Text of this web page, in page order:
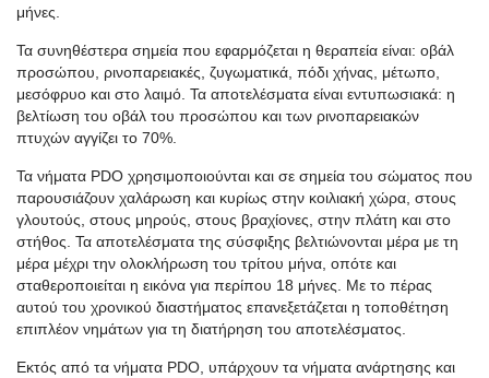
μήνες.
Τα συνηθέστερα σημεία που εφαρμόζεται η θεραπεία είναι: οβάλ
προσώπου, ρινοπαρειακές, ζυγωματικά, πόδι χήνας, μέτωπο,
μεσόφρυο και στο λαιμό. Τα αποτελέσματα είναι εντυπωσιακά: η
βελτίωση του οβάλ του προσώπου και των ρινοπαρειακών
πτυχών αγγίζει το 70%.
Τα νήματα PDO χρησιμοποιούνται και σε σημεία του σώματος που
παρουσιάζουν χαλάρωση και κυρίως στην κοιλιακή χώρα, στους
γλουτούς, στους μηρούς, στους βραχίονες, στην πλάτη και στο
στήθος. Τα αποτελέσματα της σύσφιξης βελτιώνονται μέρα με τη
μέρα μέχρι την ολοκλήρωση του τρίτου μήνα, οπότε και
σταθεροποιείται η εικόνα για περίπου 18 μήνες. Με το πέρας
αυτού του χρονικού διαστήματος επανεξετάζεται η τοποθέτηση
επιπλέον νημάτων για τη διατήρηση του αποτελέσματος.
Εκτός από τα νήματα PDO, υπάρχουν τα νήματα ανάρτησης και